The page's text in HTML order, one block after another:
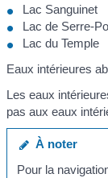
Lac Sanguinet
Lac de Serre-
Lac du Temple
Eaux intérieures
Les eaux
pas aux eaux
À noter
Pour la